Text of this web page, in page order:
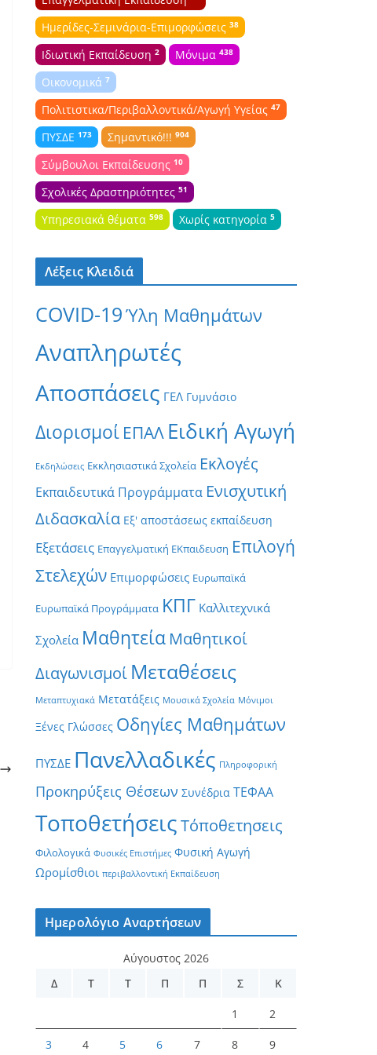
Ημερίδες-Σεμινάρια-Επιμορφώσεις 38
Ιδιωτική Εκπαίδευση 2 Μόνιμα 438
Οικονομικά 7
Πολιτιστικα/Περιβαλλοντικά/Αγωγή Υγείας 47
ΠΥΣΔΕ 173 Σημαντικό!!! 904
Σύμβουλοι Εκπαίδευσης 10
Σχολικές Δραστηριότητες 51
Υπηρεσιακά θέματα 598 Χωρίς κατηγορία 5
Λέξεις Κλειδιά
COVID-19Ύλη Μαθημάτων
Αναπληρωτές
Αποσπάσεις ΓΕΛ Γυμνάσιο
Διορισμοί ΕΠΑΛ Ειδική Αγωγή
Εκδηλώσεις Εκκλησιαστικά Σχολεία Εκλογές
Εκπαιδευτικά Προγράμματα Ενισχυτική
Διδασκαλία Εξ' αποστάσεως εκπαίδευση
Εξετάσεις Επαγγελματική ΕΚπαιδευση Επιλογή
Στελεχών Επιμορφώσεις Ευρωπαϊκά
Ευρωπαϊκά Προγράμματα ΚΠΓ Καλλιτεχνικά
Σχολεία Μαθητεία Μαθητικοί
Διαγωνισμοί Μεταθέσεις
Μεταπτυχιακά Μετατάξεις Μουσικά Σχολεία Μόνιμοι
Ξένες Γλώσσες Οδηγίες Μαθημάτων
ΠΥΣΔΕ Πανελλαδικές Πληροφορική
Προκηρύξεις Θέσεων Συνέδρια ΤΕΦΑΑ
ΤοποθετήσειςΤόποθετησεις
Φιλολογικά Φυσικές Επιστήμες Φυσική Αγωγή
Ωρομίσθιοι περιβαλλοντική Εκπαίδευση
Ημερολόγιο Αναρτήσεων
Αύγουστος 2026
Δ
Τ Τ Π Π Σ Κ
1 2
3 4 5 6 7 8 9